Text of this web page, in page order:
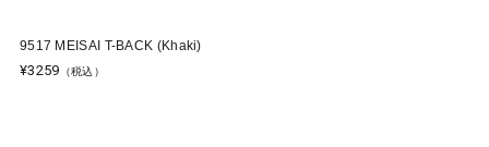
9517 MEISAI T-BACK (Khaki)
¥3259 （税込）